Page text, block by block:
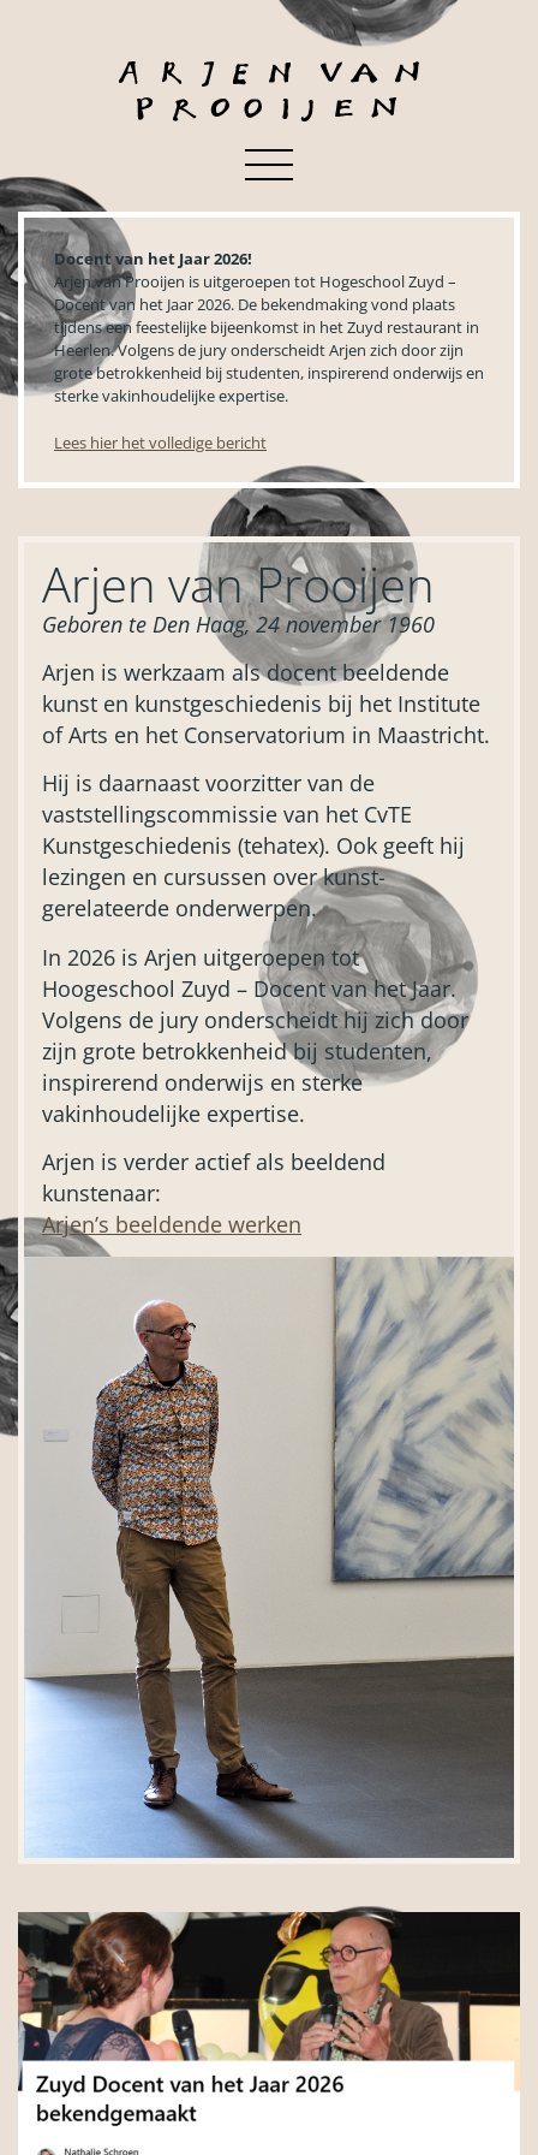
Docent van het Jaar 2026!
Arjen van Prooijen is uitgeroepen tot Hogeschool Zuyd –
Docent van het Jaar 2026. De bekendmaking vond plaats
tijdens een feestelijke bijeenkomst in het Zuyd restaurant in
Heerlen. Volgens de jury onderscheidt Arjen zich door zijn
grote betrokkenheid bij studenten, inspirerend onderwijs en
sterke vakinhoudelijke expertise.
Lees hier het volledige bericht
Arjen van Prooijen
Geboren te Den Haag, 24 november 1960
Arjen is werkzaam als docent beeldende
kunst en kunstgeschiedenis bij het Institute
of Arts en het Conservatorium in Maastricht.
Hij is daarnaast voorzitter van de
vaststellingscommissie van het CvTE
Kunstgeschiedenis (tehatex). Ook geeft hij
lezingen en cursussen over kunst-
gerelateerde onderwerpen.
In 2026 is Arjen uitgeroepen tot
Hoogeschool Zuyd – Docent van het Jaar.
Volgens de jury onderscheidt hij zich door
zijn grote betrokkenheid bij studenten,
inspirerend onderwijs en sterke
vakinhoudelijke expertise.
Arjen is verder actief als beeldend
kunstenaar:
Arjen’s beeldende werken